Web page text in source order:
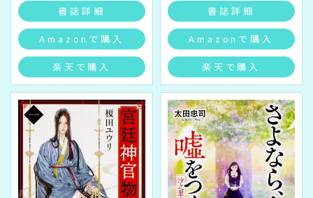
書誌詳細
Amazonで購入
楽天で購入
書誌詳細
Amazonで購入
楽天で購入